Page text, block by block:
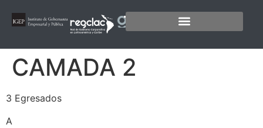
CAMADA 2
3 Egresados
A